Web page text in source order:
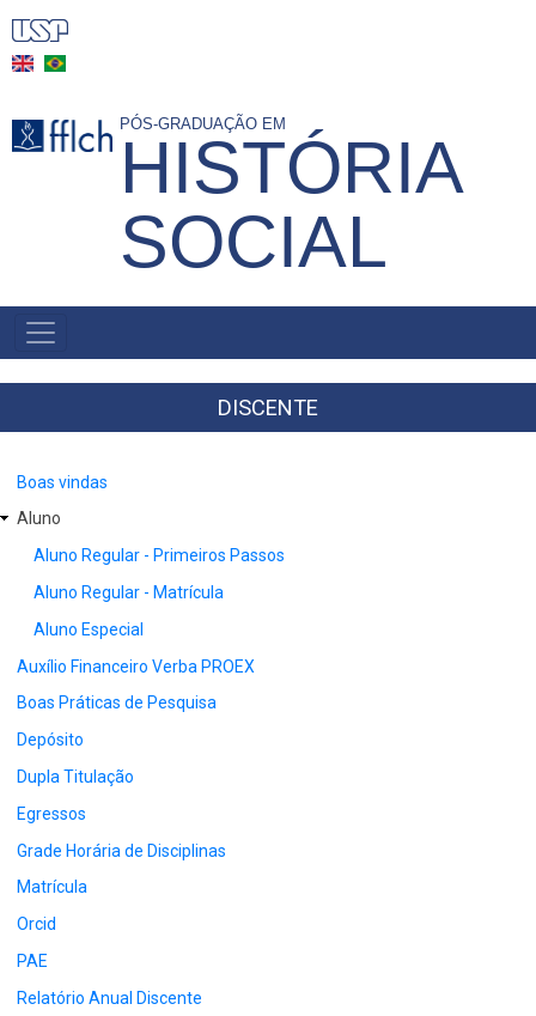
Pular
conteúdo
principal
PÓS-GRADUAÇÃO EM
HISTÓRIA
SOCIAL
MAIN
NAVIGATION
-
DISCENTE
Boas vindas
Aluno
Aluno Regular - Primeiros Passos
Aluno Regular - Matrícula
Aluno Especial
Auxílio Financeiro Verba PROEX
Boas Práticas de Pesquisa
Depósito
Dupla Titulação
Egressos
Grade Horária de Disciplinas
Matrícula
Orcid
PAE
Relatório Anual Discente